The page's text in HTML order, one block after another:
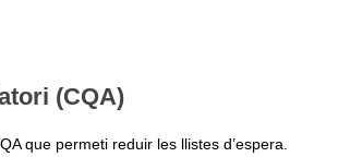
(CQA)
que permeti reduir les llistes d’espera.